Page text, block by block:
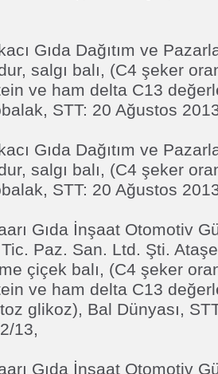
Gıda Dağıtım ve
salgı balı, (C4 şeker
ve ham delta C13
STT: 20 Ağustos
Gıda Dağıtım ve
salgı balı, (C4 şeker
STT: 20 Ağustos
Gıda İnşaat Otomotiv
Tic. Paz. San. Ltd. Şti.
çiçek balı, (C4 şeker
ve ham delta C13
glikoz), Bal Dünyası,
13,
Gıda İnşaat Otomotiv